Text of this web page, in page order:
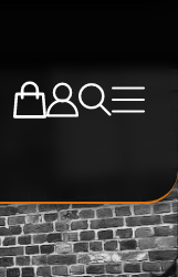
Zum U.R.B-
Einloggen
SucheMenü